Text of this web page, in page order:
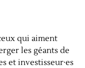
qui aiment
les géants de
et investisseur·es